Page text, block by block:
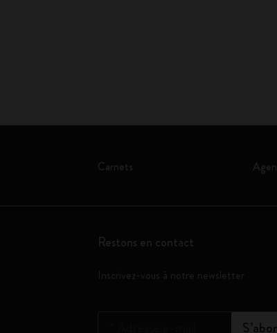
Carnets
Restons en contact
Inscrivez-vous à notre newsletter